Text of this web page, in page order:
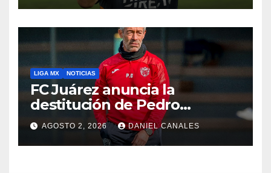
LIGA MX NOTICIAS
FC Juárez anuncia la
destitución de Pedro
Caixinha
AGOSTO 2, 2026 DANIEL CANALES